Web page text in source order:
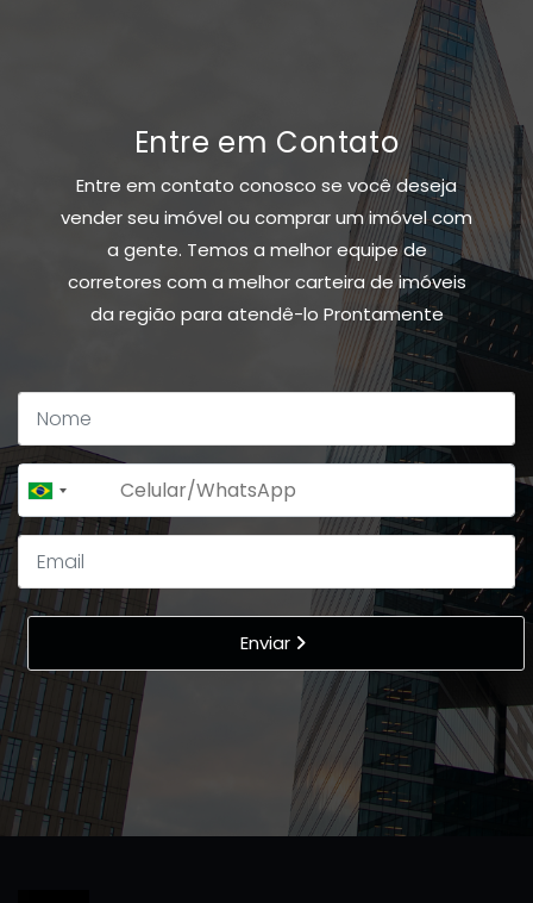
Entre em Contato
Entre em contato conosco se você deseja
vender seu imóvel ou comprar um imóvel com
a gente. Temos a melhor equipe de
corretores com a melhor carteira de imóveis
da região para atendê-lo Prontamente
Brazil
+55
Enviar